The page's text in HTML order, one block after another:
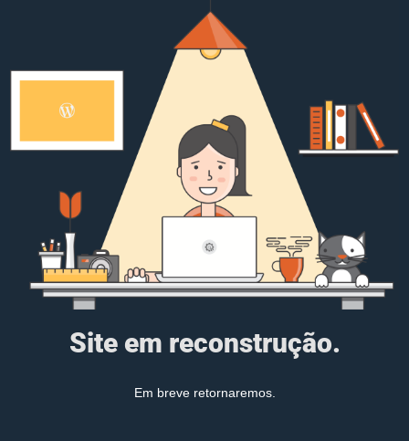
Site em reconstrução.
Em breve retornaremos.